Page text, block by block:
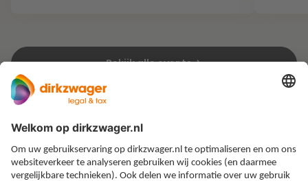
Bekijk alle events
Expertises